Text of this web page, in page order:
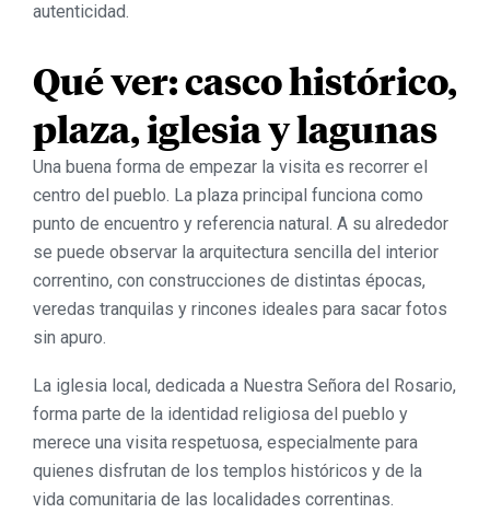
autenticidad.
Qué ver: casco histórico,
plaza, iglesia y lagunas
Una buena forma de empezar la visita es recorrer el
centro del pueblo. La plaza principal funciona como
punto de encuentro y referencia natural. A su alrededor
se puede observar la arquitectura sencilla del interior
correntino, con construcciones de distintas épocas,
veredas tranquilas y rincones ideales para sacar fotos
sin apuro.
La iglesia local, dedicada a Nuestra Señora del Rosario,
forma parte de la identidad religiosa del pueblo y
merece una visita respetuosa, especialmente para
quienes disfrutan de los templos históricos y de la
vida comunitaria de las localidades correntinas.